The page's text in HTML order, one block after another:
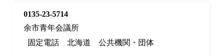
0135-23-5714
余市青年会議所
固定電話
北海道 公共機関・団体